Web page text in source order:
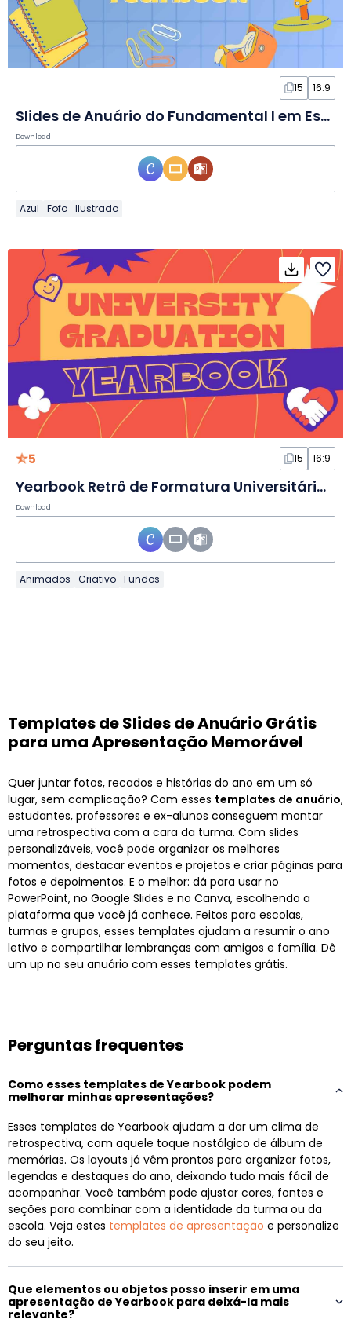
15 16:9
Slides de Anuário do Fundamental I em Estilo Scrapbook
Download
Azul Fofo Ilustrado
5 15 16:9
Yearbook Retrô de Formatura Universitária em Slides
Download
Animados Criativo Fundos
Templates de Slides de Anuário Grátis
para uma Apresentação Memorável
Quer juntar fotos, recados e histórias do ano em um só
lugar, sem complicação? Com esses templates de anuário,
estudantes, professores e ex-alunos conseguem montar
uma retrospectiva com a cara da turma. Com slides
personalizáveis, você pode organizar os melhores
momentos, destacar eventos e projetos e criar páginas para
fotos e depoimentos. E o melhor: dá para usar no
PowerPoint, no Google Slides e no Canva, escolhendo a
plataforma que você já conhece. Feitos para escolas,
turmas e grupos, esses templates ajudam a resumir o ano
letivo e compartilhar lembranças com amigos e família. Dê
um up no seu anuário com esses templates grátis.
Perguntas frequentes
Como esses templates de Yearbook podem
melhorar minhas apresentações?
Esses templates de Yearbook ajudam a dar um clima de
retrospectiva, com aquele toque nostálgico de álbum de
memórias. Os layouts já vêm prontos para organizar fotos,
legendas e destaques do ano, deixando tudo mais fácil de
acompanhar. Você também pode ajustar cores, fontes e
seções para combinar com a identidade da turma ou da
escola. Veja estes templates de apresentação e personalize
do seu jeito.
Que elementos ou objetos posso inserir em uma
apresentação de Yearbook para deixá-la mais
relevante?